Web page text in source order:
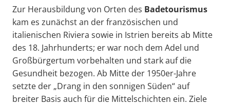
Zur Herausbildung von Orten des Badetourismus
kam es zunächst an der französischen und
italienischen Riviera sowie in Istrien bereits ab Mitte
des 18. Jahrhunderts; er war noch dem Adel und
Großbürgertum vorbehalten und stark auf die
Gesundheit bezogen. Ab Mitte der 1950er-Jahre
setzte der „Drang in den sonnigen Süden“ auf
breiter Basis auch für die Mittelschichten ein. Ziele